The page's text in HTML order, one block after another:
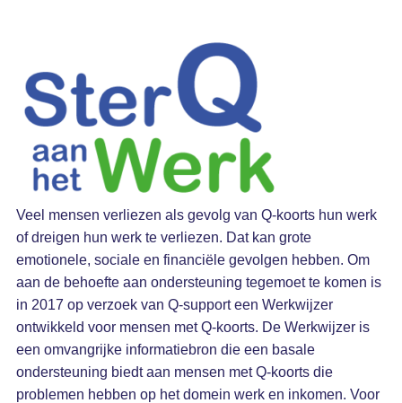
Veel mensen verliezen als gevolg van Q-koorts hun werk
of dreigen hun werk te verliezen. Dat kan grote
emotionele, sociale en financiële gevolgen hebben. Om
aan de behoefte aan ondersteuning tegemoet te komen is
in 2017 op verzoek van Q-support een Werkwijzer
ontwikkeld voor mensen met Q-koorts. De Werkwijzer is
een omvangrijke informatiebron die een basale
ondersteuning biedt aan mensen met Q-koorts die
problemen hebben op het domein werk en inkomen. Voor